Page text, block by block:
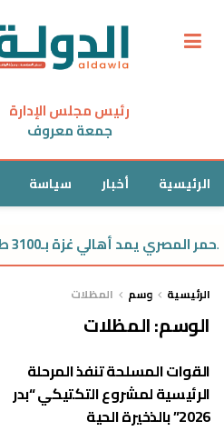
رئيس مجلس الإدارة
جمعة معروف
الرئيسية أخبار سياسة
يمد أهالي غزة بـ3100 طن مساعدات غذائية وإغاثية
الرئيسية وسم المظلات
الوسم:المظلات
القوات المسلحة تنفذ المرحلة
الرئيسية لمشروع التكتيكي “بدر
2026” بالذخيرة الحية